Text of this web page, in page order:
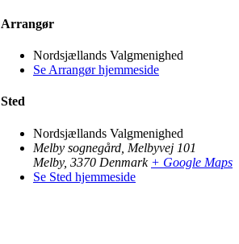
Arrangør
Nordsjællands Valgmenighed
Se Arrangør hjemmeside
Sted
Nordsjællands Valgmenighed
Melby sognegård, Melbyvej 101
Melby, 3370 Denmark + Google Maps
Se Sted hjemmeside